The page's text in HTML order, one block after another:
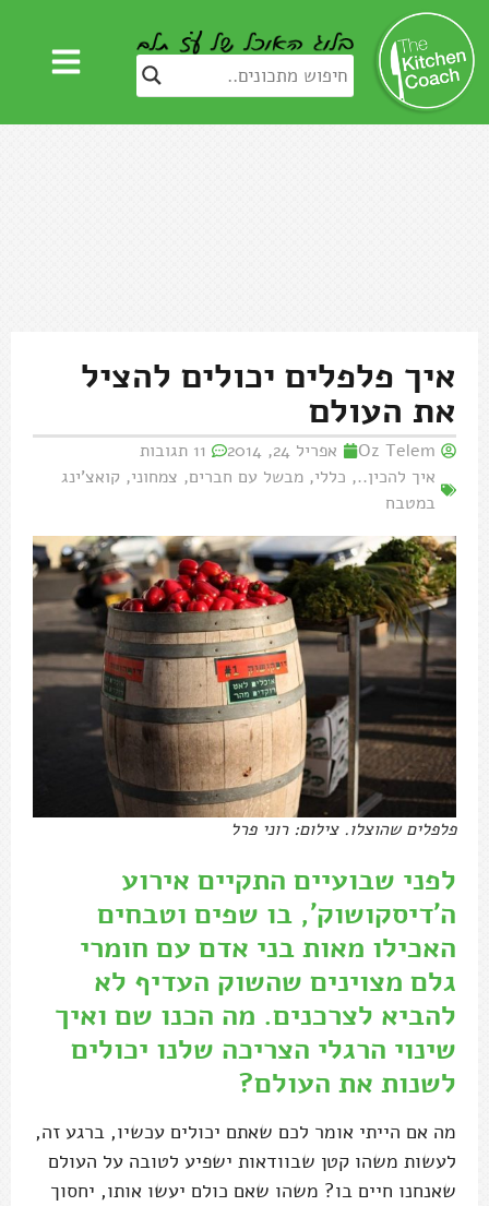
איך פלפלים יכולים להציל
את העולם
Oz Telem אפריל 24, 2014
11 תגובות
איך להכין.., כללי, מבשל עם חברים, צמחוני, קואצ'ינג
במטבח
פלפלים שהוצלו. צילום: רוני פרל
לפני שבועיים התקיים אירוע
ה'דיסקושוק', בו שפים וטבחים
האכילו מאות בני אדם עם חומרי
גלם מצוינים שהשוק העדיף לא
להביא לצרכנים. מה הכנו שם ואיך
שינוי הרגלי הצריכה שלנו יכולים
לשנות את העולם?
מה אם הייתי אומר לכם שאתם יכולים עכשיו, ברגע זה,
לעשות משהו קטן שבוודאות ישפיע לטובה על העולם
שאנחנו חיים בו? משהו שאם כולם יעשו אותו, יחסוך